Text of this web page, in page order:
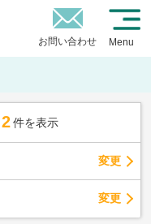
お問い合わせ Menu
件を表示
変更
変更